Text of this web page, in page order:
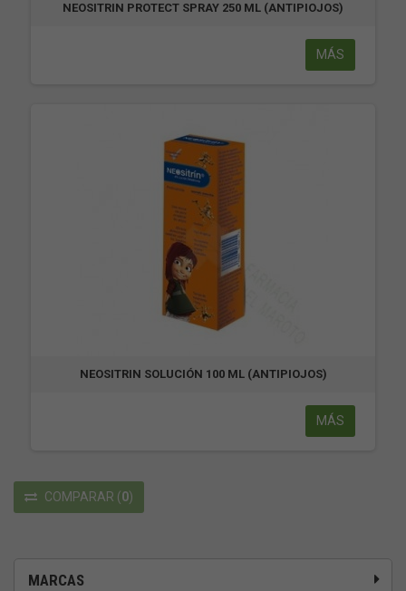
MARCAS
NEOSITRIN PROTECT SPRAY 250 ML (ANTIPIOJOS)
MÁS
NEOSITRIN SOLUCIÓN 100 ML (ANTIPIOJOS)
MÁS
COMPARAR (0)